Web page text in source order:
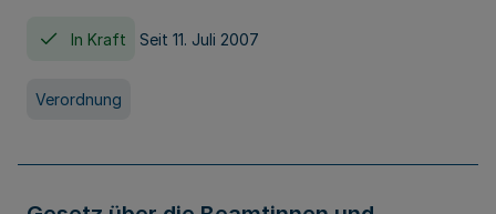
In Kraft Seit 11. Juli 2007
Verordnung